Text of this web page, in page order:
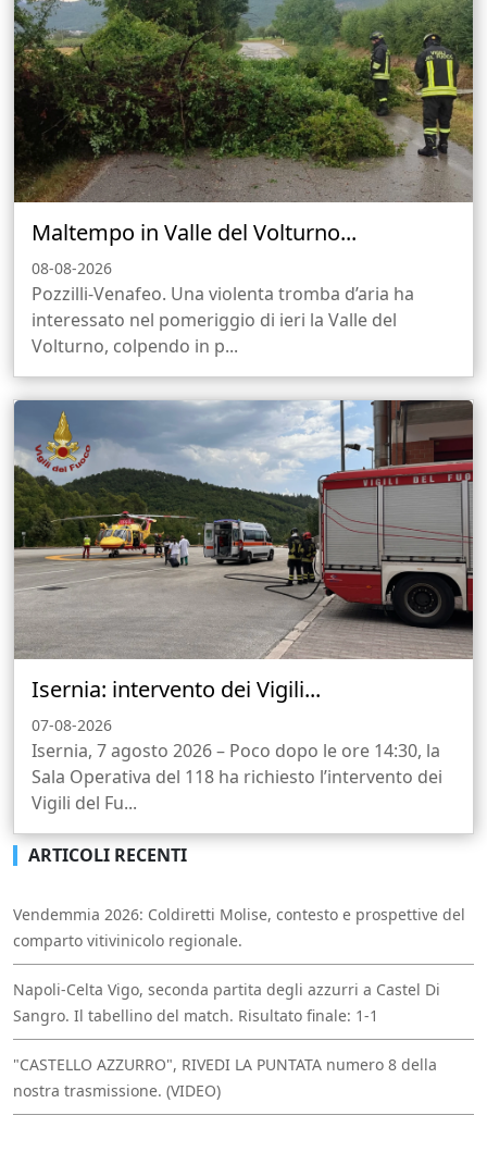
Maltempo in Valle del Volturno...
08-08-2026
Pozzilli-Venafeo. Una violenta tromba d’aria ha
interessato nel pomeriggio di ieri la Valle del
Volturno, colpendo in p...
Isernia: intervento dei Vigili...
07-08-2026
Isernia, 7 agosto 2026 – Poco dopo le ore 14:30, la
Sala Operativa del 118 ha richiesto l’intervento dei
Vigili del Fu...
ARTICOLI RECENTI
Vendemmia 2026: Coldiretti Molise, contesto e prospettive del
comparto vitivinicolo regionale.
Napoli-Celta Vigo, seconda partita degli azzurri a Castel Di
Sangro. Il tabellino del match. Risultato finale: 1-1
"CASTELLO AZZURRO", RIVEDI LA PUNTATA numero 8 della
nostra trasmissione. (VIDEO)